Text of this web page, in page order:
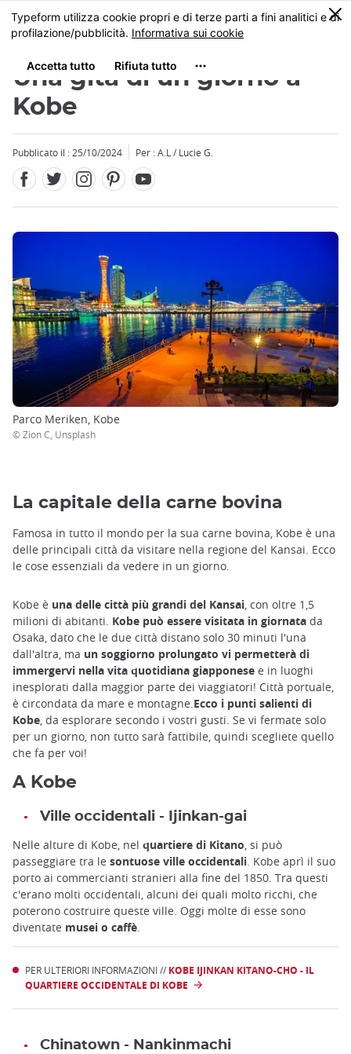
Skip
to
content
MENU
0
Una gita di un giorno a
Kobe
Pubblicato il : 25/10/2024 Per : A.L / Lucie G.
Parco Meriken, Kobe
© Zion C, Unsplash
La capitale della carne bovina
Famosa in tutto il mondo per la sua carne bovina, Kobe è una
delle principali città da visitare nella regione del Kansai. Ecco
le cose essenziali da vedere in un giorno.
Kobe è una delle città più grandi del Kansai, con oltre 1,5
milioni di abitanti. Kobe può essere visitata in giornata da
Osaka, dato che le due città distano solo 30 minuti l'una
dall'altra, ma un soggiorno prolungato vi permetterà di
immergervi nella vita quotidiana giapponese e in luoghi
inesplorati dalla maggior parte dei viaggiatori! Città portuale,
è circondata da mare e montagne.Ecco i punti salienti di
Kobe, da esplorare secondo i vostri gusti. Se vi fermate solo
per un giorno, non tutto sarà fattibile, quindi scegliete quello
che fa per voi!
A Kobe
Ville occidentali - Ijinkan-gai
Nelle alture di Kobe, nel quartiere di Kitano, si può
passeggiare tra le sontuose ville occidentali. Kobe aprì il suo
porto ai commercianti stranieri alla fine del 1850. Tra questi
c'erano molti occidentali, alcuni dei quali molto ricchi, che
poterono costruire queste ville. Oggi molte di esse sono
diventate musei o caffè.
PER ULTERIORI INFORMAZIONI // KOBE IJINKAN KITANO-CHO - IL
QUARTIERE OCCIDENTALE DI KOBE
Chinatown - Nankinmachi
Close
Close